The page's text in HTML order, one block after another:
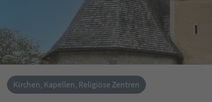
Kirchen, Kapellen, Religiöse Zentren